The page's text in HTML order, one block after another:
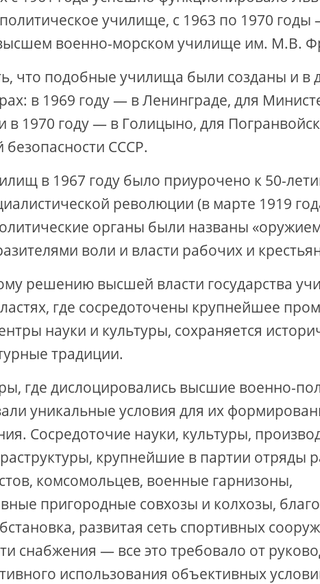
училище, с 1963 по 1970 годы
военно-­морском училище им. М.В.
что подобные училища были созданы и в
в 1969 году — в Ленинграде, для
в 1970 году — в Голицыно, для
безопасности СССР.
в 1967 году было приурочено к 50-
революции (в марте 1919
органы были названы
воли и власти рабочих и
решению высшей власти государства
где сосредоточены крупнейшее
науки и культуры, сохраняется
традиции.
где дислоцировались высшие военно-
уникальные условия для их
Сосредоточие науки, культуры,
крупнейшие в партии отряды
комсомольцев, военные гарнизоны,
пригородные совхозы и колхозы,
развитая сеть спортивных
снабжения — все это требовало от
использования объективных